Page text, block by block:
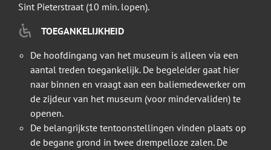
Sint Pieterstraat (10 min. lopen).
TOEGANKELIJKHEID
De hoofdingang van het museum is alleen via een
aantal treden toegankelijk. De begeleider gaat hier
naar binnen en vraagt aan een baliemedewerker om
de zijdeur van het museum (voor mindervaliden) te
openen.
De belangrijkste tentoonstellingen vinden plaats op
de begane grond in twee drempelloze zalen. De